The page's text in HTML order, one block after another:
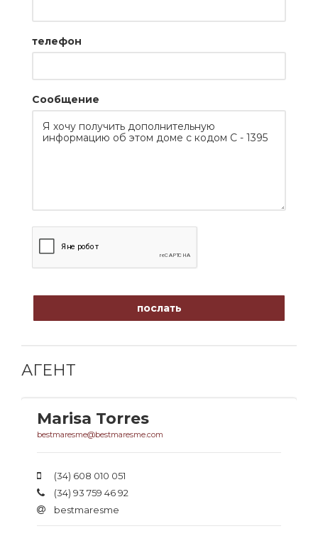
телефон
Сообщение
послать
АГЕНТ
Marisa Torres
bestmaresme@bestmaresme.com
(34) 608 010 051
(34) 93 759 46 92
bestmaresme